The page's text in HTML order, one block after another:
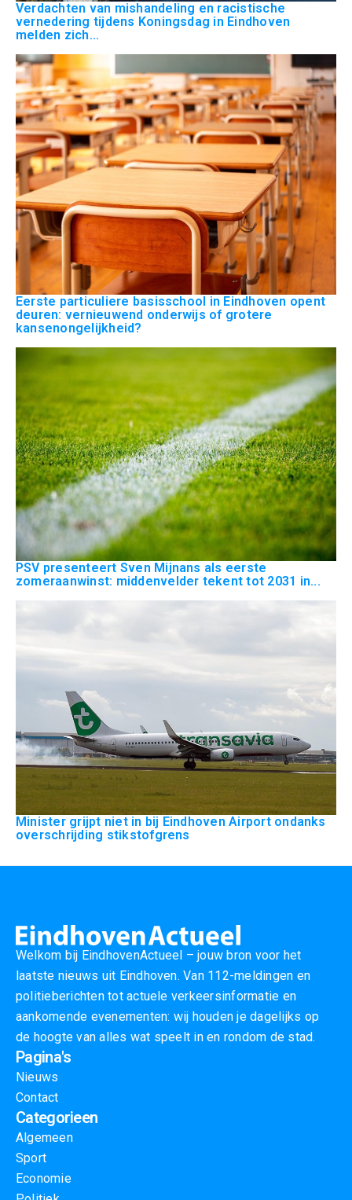
Verdachten van mishandeling en racistische
vernedering tijdens Koningsdag in Eindhoven
melden zich...
Eerste particuliere basisschool in Eindhoven opent
deuren: vernieuwend onderwijs of grotere
kansenongelijkheid?
PSV presenteert Sven Mijnans als eerste
zomeraanwinst: middenvelder tekent tot 2031 in...
Minister grijpt niet in bij Eindhoven Airport ondanks
overschrijding stikstofgrens
Welkom bij EindhovenActueel – jouw bron voor het
laatste nieuws uit Eindhoven. Van 112-meldingen en
politieberichten tot actuele verkeersinformatie en
aankomende evenementen: wij houden je dagelijks op
de hoogte van alles wat speelt in en rondom de stad.
Pagina's
Nieuws
Contact
Categorieen
Algemeen
Sport
Economie